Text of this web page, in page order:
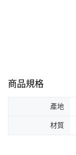
商品規格
產地
材質